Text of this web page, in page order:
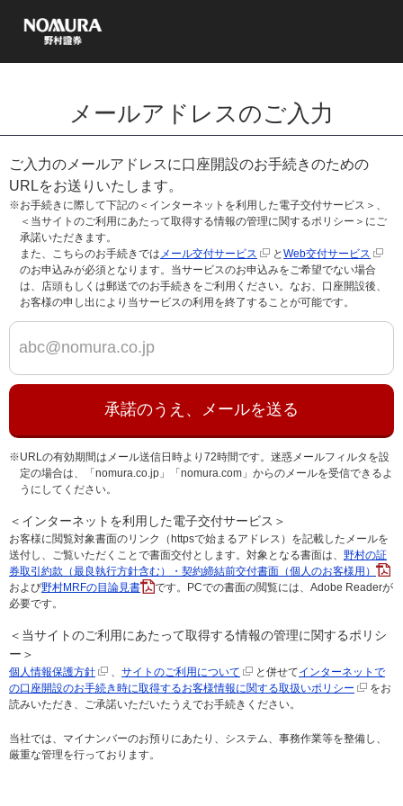
メールアドレスのご入力
ご入力のメールアドレスに口座開設のお手続きのための
URLをお送りいたします。
※お手続きに際して下記の＜インターネットを利用した電子交付サービス＞、
＜当サイトのご利用にあたって取得する情報の管理に関するポリシー＞にご
承諾いただきます。
また、こちらのお手続きでは メール交付サービス と Web交付サービス
のお申込みが必須となります。当サービスのお申込みをご希望でない場合
は、店頭もしくは郵送でのお手続きをご利用ください。なお、口座開設後、
お客様の申し出により当サービスの利用を終了することが可能です。
承諾のうえ、メールを送る
※URLの有効期間はメール送信日時より72時間です。迷惑メールフィルタを設
定の場合は、「nomura.co.jp」「nomura.com」からのメールを受信できるよ
うにしてください。
＜インターネットを利用した電子交付サービス＞
お客様に閲覧対象書面のリンク（httpsで始まるアドレス）を記載したメールを
送付し、ご覧いただくことで書面交付とします。対象となる書面は、 野村の証
券取引約款（最良執行方針含む）・契約締結前交付書面（個人のお客様用）
および野村MRFの目論見書
です。PCでの書面の閲覧には、Adobe Readerが
必要です。
＜当サイトのご利用にあたって取得する情報の管理に関するポリシ
ー＞
個人情報保護方針 、 サイトのご利用について と併せてインターネットで
の口座開設のお手続き時に取得するお客様情報に関する取扱いポリシー
をお
読みいただき、ご承諾いただいたうえでお手続きください。
当社では、マイナンバーのお預りにあたり、システム、事務作業等を整備し、
厳重な管理を行っております。